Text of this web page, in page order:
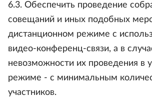
6.3. Обеспечить проведение
совещаний и иных подобных
дистанционном режиме с
видео-конференц-связи, а в
невозможности их проведения в
режиме - с минимальным
участников.